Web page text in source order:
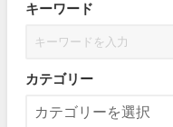
キーワード
カテゴリー